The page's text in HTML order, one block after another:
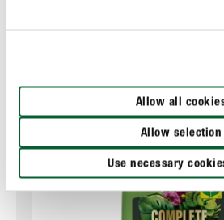
Allow all
Allow selection
Use necessary